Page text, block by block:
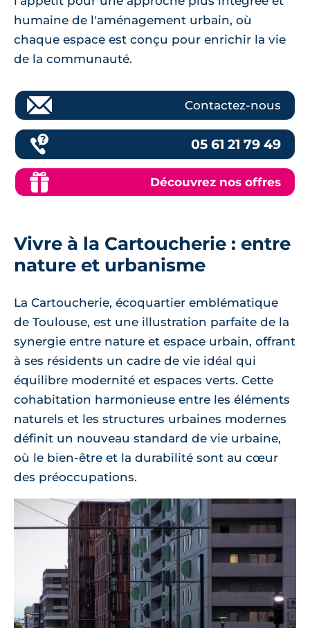
humaine de l'aménagement urbain, où
chaque espace est conçu pour enrichir la vie
de la communauté.
Contactez-nous
05 61 21 79 49
Découvrez nos offres
Vivre à la Cartoucherie : entre
nature et urbanisme
La Cartoucherie, écoquartier emblématique
de Toulouse, est une illustration parfaite de la
synergie entre nature et espace urbain, offrant
à ses résidents un cadre de vie idéal qui
équilibre modernité et espaces verts. Cette
cohabitation harmonieuse entre les éléments
naturels et les structures urbaines modernes
définit un nouveau standard de vie urbaine,
où le bien-être et la durabilité sont au cœur
des préoccupations.